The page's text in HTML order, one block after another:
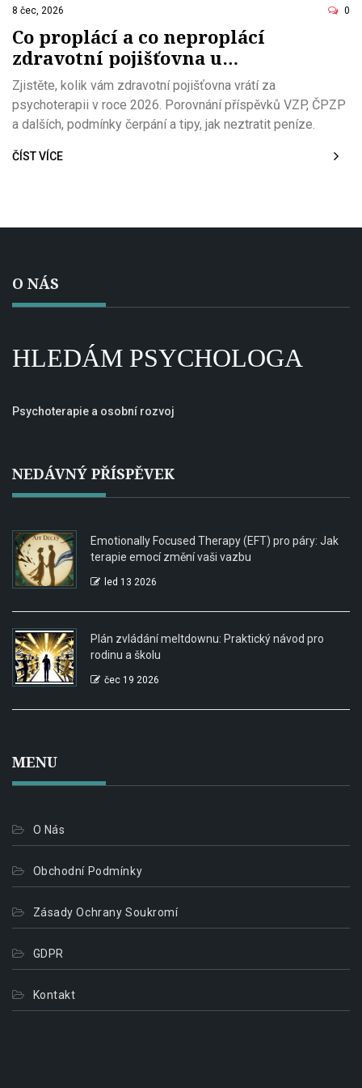
8 čec, 2026 0
Co proplácí a co neproplácí
zdravotní pojišťovna u
psychoterapie v roce 2026
Zjistěte, kolik vám zdravotní pojišťovna vrátí za
psychoterapii v roce 2026. Porovnání příspěvků VZP, ČPZP
a dalších, podmínky čerpání a tipy, jak neztratit peníze.
ČÍST VÍCE
O NÁS
HLEDÁM PSYCHOLOGA
Psychoterapie a osobní rozvoj
NEDÁVNÝ PŘÍSPĚVEK
Emotionally Focused Therapy (EFT) pro páry: Jak
terapie emocí změní vaši vazbu
led 13 2026
Plán zvládání meltdownu: Praktický návod pro
rodinu a školu
čec 19 2026
MENU
O Nás
Obchodní Podmínky
Zásady Ochrany Soukromí
GDPR
Kontakt